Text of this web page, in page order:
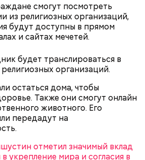
смогут посмотреть
из религиозных организаций,
будут доступны в прямом
и сайтах мечетей.
будет транслироваться в
организаций.
остаться дома, чтобы
Также они смогут онлайн
животного. Его
передадут на
отметил значимый вклад
укрепление мира и согласия в
невинно осужденных